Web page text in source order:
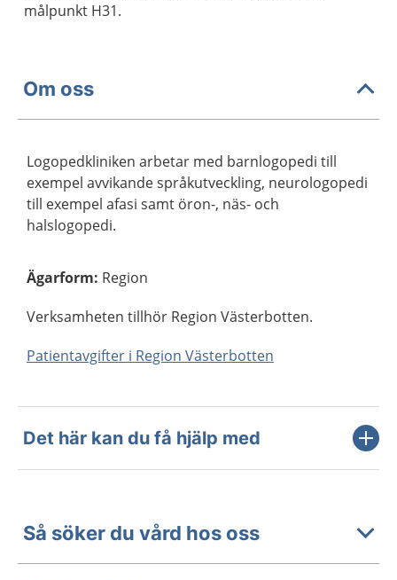
målpunkt H31.
Om oss
Logopedkliniken arbetar med barnlogopedi till
exempel avvikande språkutveckling, neurologopedi
till exempel afasi samt öron-, näs- och
halslogopedi.
Ägarform: Region
Verksamheten tillhör Region Västerbotten.
Patientavgifter i Region Västerbotten
Det här kan du få hjälp med
Så söker du vård hos oss